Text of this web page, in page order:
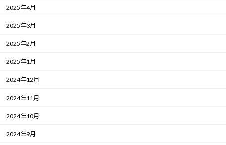
2025年4月
2025年3月
2025年2月
2025年1月
2024年12月
2024年11月
2024年10月
2024年9月